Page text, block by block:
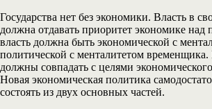
Государства нет без экономики. Власть в
должна отдавать приоритет экономике над
власть должна быть экономической с
политической с менталитетом временщика.
должны совпадать с целями
Новая экономическая политика
состоять из двух основных частей.